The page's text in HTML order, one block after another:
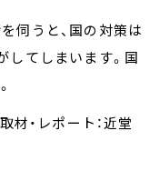
伺うと、国の対策は
してしまいます。国
材・レポート：近堂